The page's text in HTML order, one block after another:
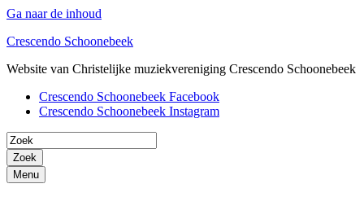
Ga naar de inhoud
Crescendo Schoonebeek
Website van Christelijke muziekvereniging Crescendo Schoonebeek
Crescendo Schoonebeek Facebook
Crescendo Schoonebeek Instagram
Zoek
Menu